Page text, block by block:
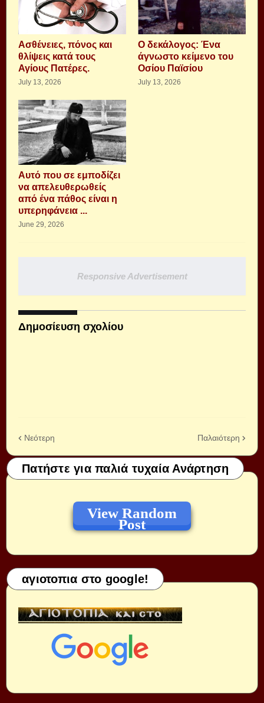
Aσθένειες, πόνος και
θλίψεις κατά τους
Αγίους Πατέρες.
July 13, 2026
Ο δεκάλογος: Ένα
άγνωστο κείμενο του
Οσίου Παϊσίου
July 13, 2026
Αυτό που σε εμποδίζει
να απελευθερωθείς
από ένα πάθος είναι η
υπερηφάνεια ...
June 29, 2026
Responsive Advertisement
Δημοσίευση σχολίου
Νεότερη Παλαιότερη
Πατήστε για παλιά τυχαία Ανάρτηση
View Random
Post
αγιοτοπια στο google!